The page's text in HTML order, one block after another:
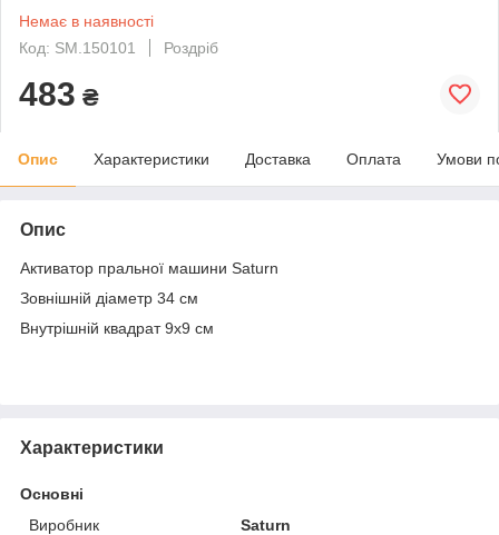
Немає в наявності
Код: SM.150101
Роздріб
483 ₴
Опис Характеристики Доставка Оплата Умови
Опис
Активатор пральної машини Saturn
Зовнішній діаметр 34 см
Внутрішній квадрат 9х9 см
Характеристики
Основні
Виробник
Saturn